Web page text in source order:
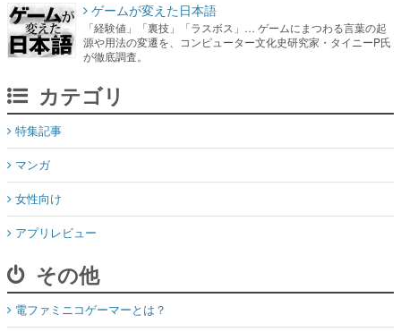
ゲームが変えた日本語
「経験値」「裏技」「ラスボス」… ゲームにまつわる言葉の起
源や用法の変遷を、コンピューター文化史研究家・タイニーP氏
が徹底調査。
カテゴリ
特集記事
マンガ
女性向け
アプリレビュー
その他
電ファミニコゲーマーとは？